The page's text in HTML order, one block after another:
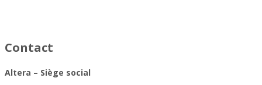
Contact
Altera – Siège social